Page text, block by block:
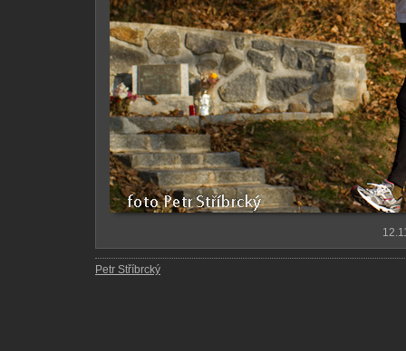
Petr Stříbrcký